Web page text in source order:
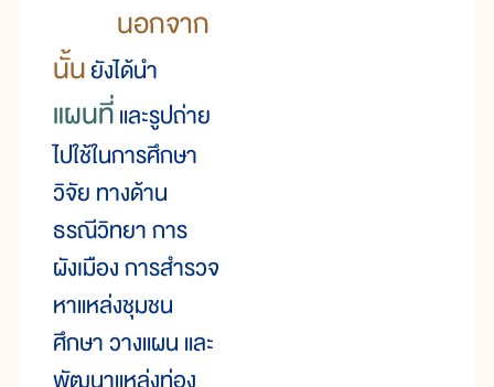
นอกจาก
นั้นยังได้นำ
แผนที่และรูปถ่าย
ไปใช้ในการศึกษา
วิจัย ทางด้าน
ธรณีวิทยา การ
ผังเมือง การสำรวจ
หาแหล่งชุมชน
ศึกษา วางแผน และ